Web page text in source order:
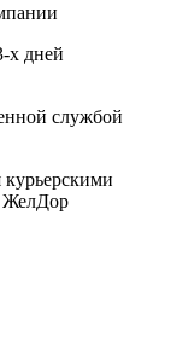
х дней
службой
курьерскими
ЖелДор